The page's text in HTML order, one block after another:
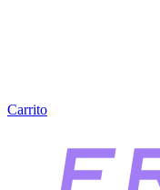
Carrito